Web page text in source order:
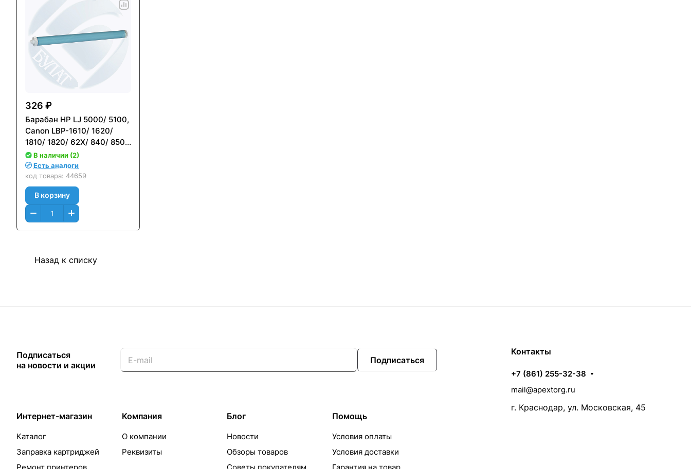
326 ₽
Барабан HP LJ 5000/ 5100,
Canon LBP-1610/ 1620/
1810/ 1820/ 62X/ 840/ 850/
870/ 88/ 910, Canon
imageRUNNER 2200/ 2210/
2220/ 2250 Лайт
В наличии (2)
Есть аналоги
код товара: 44659
В корзину
Назад к списку
Подписаться
на новости и акции
Подписаться
Интернет-магазин
Каталог
Заправка картриджей
Компания
О компании
Реквизиты
Блог
Новости
Обзоры товаров
Помощь
Условия оплаты
Условия доставки
Контакты
+7 (861) 255-32-38
mail@apextorg.ru
г. Краснодар, ул. Московская, 45